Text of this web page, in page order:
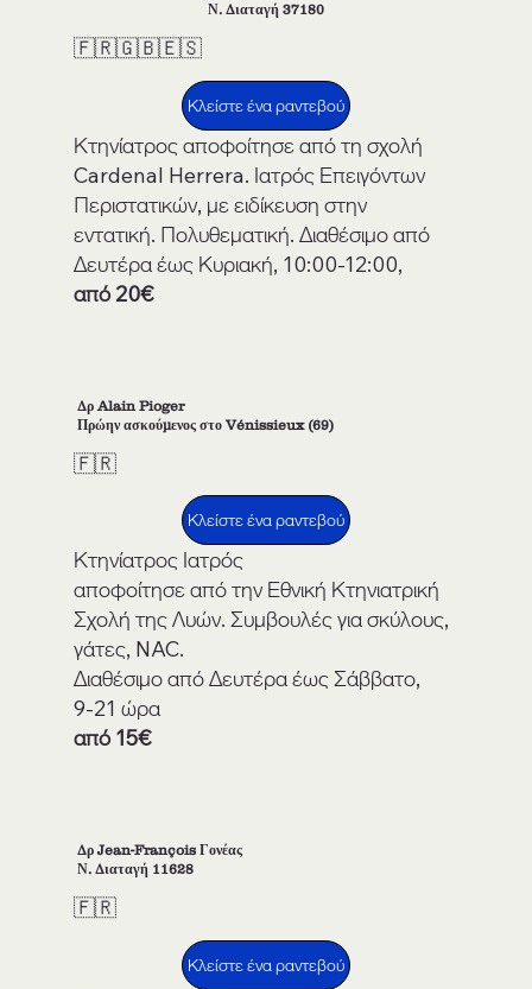
Ν. Διαταγή 37180
🇫🇷🇬🇧🇪🇸
Κλείστε ένα ραντεβού
Κτηνίατρος αποφοίτησε από τη σχολή
Cardenal Herrera. Ιατρός Επειγόντων
Περιστατικών, με ειδίκευση στην
εντατική. Πολυθεματική. Διαθέσιμο από
Δευτέρα έως Κυριακή, 10:00-12:00,
από 20€
Δρ Alain Pioger
Πρώην ασκούμενος στο Vénissieux (69)
🇫🇷
Κλείστε ένα ραντεβού
Κτηνίατρος Ιατρός
αποφοίτησε από την Εθνική Κτηνιατρική
Σχολή της Λυών. Συμβουλές για σκύλους,
γάτες, NAC.
Διαθέσιμο από Δευτέρα έως Σάββατο,
9-21 ώρα
από 15€
Δρ Jean-François Γονέας
Ν. Διαταγή 11628
🇫🇷
Κλείστε ένα ραντεβού